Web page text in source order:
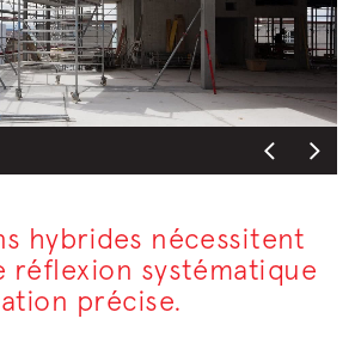
hybrides nécessitent
réflexion systématique
précise.